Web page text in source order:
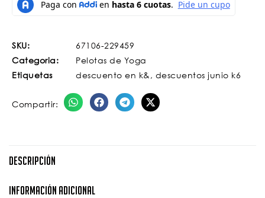
SKU:
67106-229459
Categoria:
Pelotas de Yoga
Etiquetas
descuento en k&, descuentos junio k6
Compartir:
Descripción
Información Adicional